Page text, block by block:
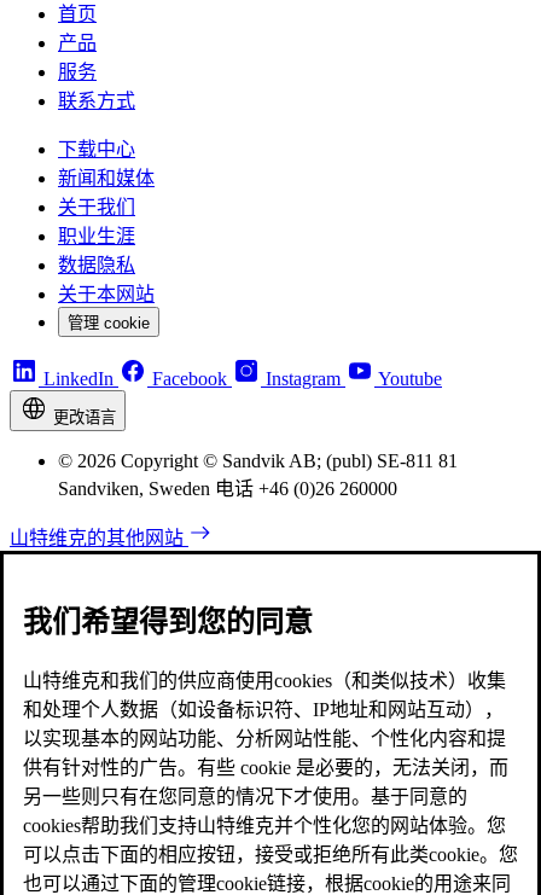
首页
产品
服务
联系方式
下载中心
新闻和媒体
关于我们
职业生涯
数据隐私
关于本网站
管理 cookie
LinkedIn Facebook Instagram Youtube
更改语言
© 2026 Copyright © Sandvik AB; (publ) SE-811 81
Sandviken, Sweden 电话 +46 (0)26 260000
山特维克的其他网站
我们希望得到您的同意
山特维克和我们的供应商使用cookies（和类似技术）收集
和处理个人数据（如设备标识符、IP地址和网站互动），
以实现基本的网站功能、分析网站性能、个性化内容和提
供有针对性的广告。有些 cookie 是必要的，无法关闭，而
另一些则只有在您同意的情况下才使用。基于同意的
cookies帮助我们支持山特维克并个性化您的网站体验。您
可以点击下面的相应按钮，接受或拒绝所有此类cookie。您
也可以通过下面的管理cookie链接，根据cookie的用途来同